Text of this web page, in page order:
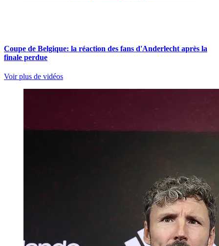
Coupe de Belgique: la réaction des fans d'Anderlecht après la
finale perdue
Voir plus de vidéos